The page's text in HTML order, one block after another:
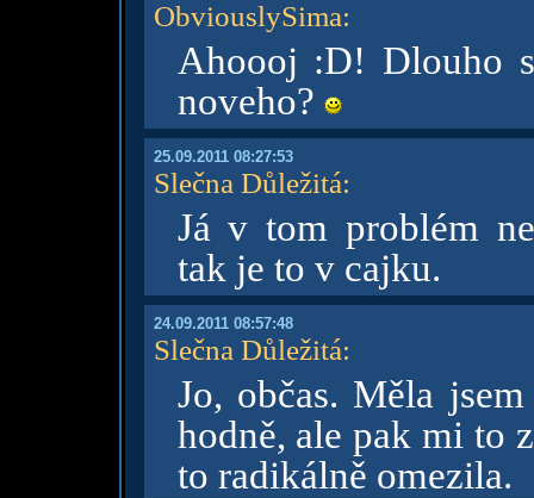
ObviouslySima:
Ahoooj :D! Dlouho
noveho?
25.09.2011 08:27:53
Slečna Důležitá:
Já v tom problém
tak je to v cajku.
24.09.2011 08:57:48
Slečna Důležitá:
Jo, občas. Měla
hodně, ale pak mi to
to radikálně omezila.